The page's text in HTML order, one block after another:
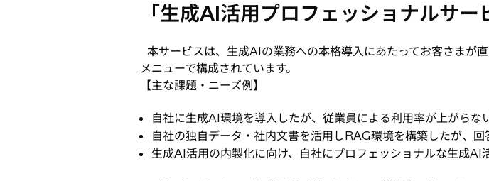
「生成AI活用プロフェッショナルサ
本サービスは、生成AIの業務への本格導入にあたってお客さまが
メニューで構成されています。
【主な課題・ニーズ例】
自社に生成AI環境を導入したが、従業員による利用率が上がらな
自社の独自データ・社内文書を活用しRAG環境を構築したが、回
生成AI活用の内製化に向け、自社にプロフェッショナルな生成AI